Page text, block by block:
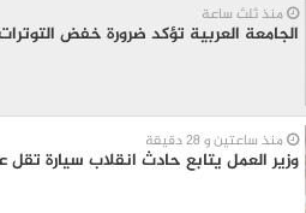
منذ ثلث ساعة
الجامعة العربية تؤكد ضرورة خفض
منذ ساعتين و 28 دقيقة
وزير العمل يتابع حادث انقلاب سيارة تقل